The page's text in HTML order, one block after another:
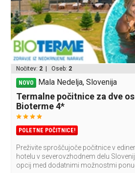
Nočitev: 2 | Oseb: 2
NOVO Mala Nedelja, Slovenija
Termalne počitnice za dve
Bioterme 4*
POLETNE POČITNICE!
Preživite sproščujoče počitnice v
hotelu v severovzhodnem delu
opcij med dodatnimi možnostmi